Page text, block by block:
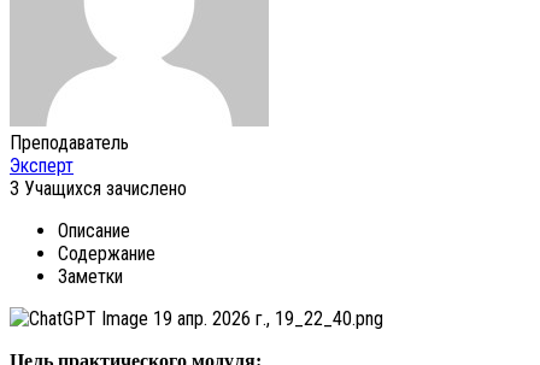
Преподаватель
Эксперт
3 Учащихся зачислено
Описание
Содержание
Заметки
Цель практического модуля: